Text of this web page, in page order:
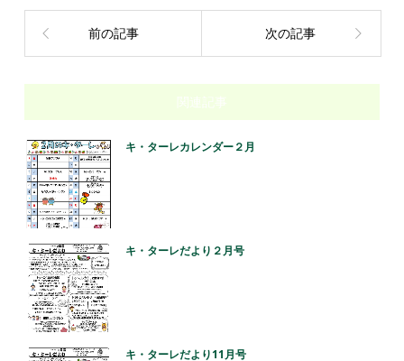
前の記事 次の記事
関連記事
キ・ターレカレンダー２月
キ・ターレだより２月号
キ・ターレだより11月号